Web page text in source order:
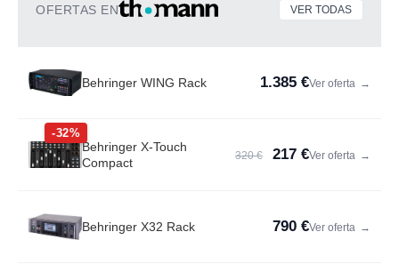
OFERTAS EN VER TODAS
Behringer WING Rack 1.385 €Ver oferta →
-32%
Behringer X-Touch
Compact
320 € 217 €Ver oferta →
Behringer X32 Rack 790 €Ver oferta →